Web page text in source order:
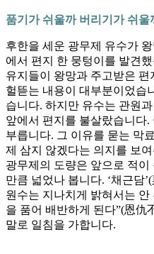
품기가 쉬울까 버리기가 쉬
후한을 세운 광무제 유수가
에서 편지 한 뭉텅이를 발견
유지들이 왕망과 주고받은
헐뜯는 내용이 대부분이었습
습니다. 하지만 유수는 관원
앞에서 편지를 불살랐습니다.
부릅니다. 그 이유를 묻는 막
제 삼지 않겠다는 의지를 보
광무제의 도량은 앞으로 적
만큼 넓었나 봅니다. ‘채근담
원수는 지나치게 밝혀서는
을 품어 배반하게 된다”(恩仇
말로 일침을 가합니다.